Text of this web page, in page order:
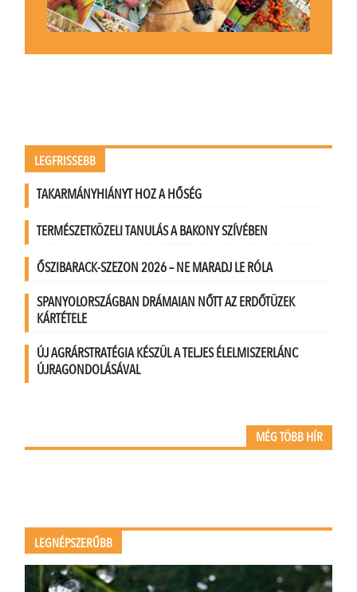
LEGFRISSEBB
TAKARMÁNYHIÁNYT HOZ A HŐSÉG
TERMÉSZETKÖZELI TANULÁS A BAKONY SZÍVÉBEN
ŐSZIBARACK-SZEZON 2026 – NE MARADJ LE RÓLA
SPANYOLORSZÁGBAN DRÁMAIAN NŐTT AZ ERDŐTÜZEK
KÁRTÉTELE
ÚJ AGRÁRSTRATÉGIA KÉSZÜL A TELJES ÉLELMISZERLÁNC
ÚJRAGONDOLÁSÁVAL
MÉG TÖBB HÍR
LEGNÉPSZERŰBB